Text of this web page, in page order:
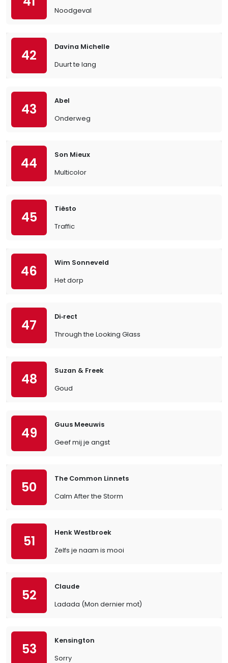
Noodgeval
42
Davina Michelle
Duurt te lang
43
Abel
Onderweg
44
Son Mieux
Multicolor
45
Tiësto
Traffic
46
Wim Sonneveld
Het dorp
47
Di‐rect
Through the Looking Glass
48
Suzan & Freek
Goud
49
Guus Meeuwis
Geef mij je angst
50
The Common Linnets
Calm After the Storm
51
Henk Westbroek
Zelfs je naam is mooi
52
Claude
Ladada (Mon dernier mot)
53
Kensington
Sorry